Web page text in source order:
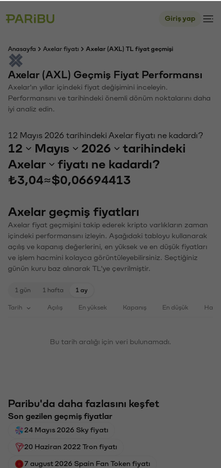
Giriş yap
Anasayfa Axelar fiyatı Axelar (AXL) TL fiyat geçmişi
Axelar (AXL) Geçmiş Fiyat Performansı
Axelar'ın yıllar içindeki fiyat değişimini inceleyin.
Performansını ve tarihindeki önemli dönüm noktalarını daha
iyi analiz edin.
12 Mayıs 2026 tarihindeki Axelar fiyatı ne kadardı?
12 Mayıs 2026
tarihindeki
Axelar
fiyatı ne kadardı?
₺3,04≈$0,06694413
Axelar geçmiş fiyatları
Axelar fiyat geçmişini takip ederek kripto varlıkların zaman
içindeki performansını izleyin. Aşağıdaki tabloyu kullanarak
açılış ve kapanış değerlerini, en yüksek ve en düşük fiyatları
ve işlem hacmini kolayca görüntüleyebilirsiniz. Seçtiğiniz
günün kuru baz alınarak TL'ye çevrilmiştir.
1 gün 1 hafta 1 ay
Tarih Açılış En yüksek Kapanış En düşük
Bu tarih aralığı için veri bulunamadı.
Paribu'da daha fazlasını keşfet
Son gezilen geçmiş fiyatlar
24 Mayıs 2026 Sky fiyatı
20 Haziran 2022 Tron fiyatı
7 august 2026 Spain Fan Token fiyatı